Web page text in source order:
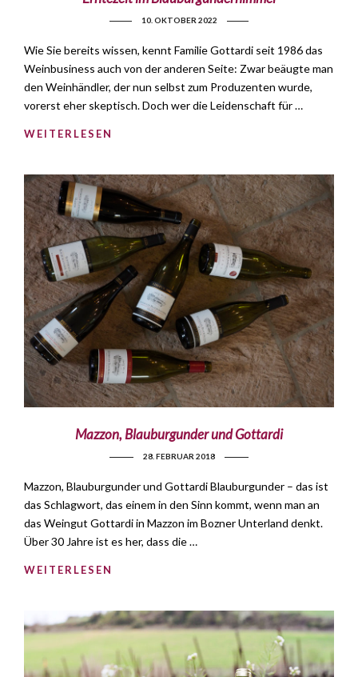
10. OKTOBER 2022
Wie Sie bereits wissen, kennt Familie Gottardi seit 1986 das
Weinbusiness auch von der anderen Seite: Zwar beäugte man
den Weinhändler, der nun selbst zum Produzenten wurde,
vorerst eher skeptisch. Doch wer die Leidenschaft für …
WEITERLESEN
Mazzon, Blauburgunder und Gottardi
28. FEBRUAR 2018
Mazzon, Blauburgunder und Gottardi Blauburgunder – das ist
das Schlagwort, das einem in den Sinn kommt, wenn man an
das Weingut Gottardi in Mazzon im Bozner Unterland denkt.
Über 30 Jahre ist es her, dass die …
WEITERLESEN